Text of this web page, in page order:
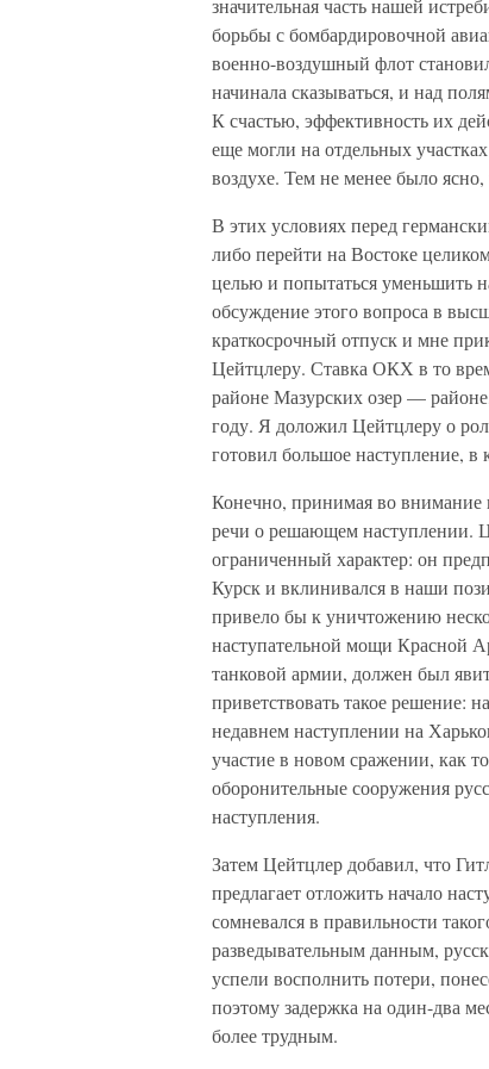
значительная часть нашей
борьбы с бомбардировочной
военно-воздушный флот
начинала сказываться, и над
К счастью, эффективность их
еще могли на отдельных
воздухе. Тем не менее было
В этих условиях перед
либо перейти на Востоке
целью и попытаться уменьшить
обсуждение этого вопроса в
краткосрочный отпуск и мне
Цейтцлеру. Ставка ОКХ в то
районе Мазурских озер —
году. Я доложил Цейтцлеру о
готовил большое наступление, в
Конечно, принимая во внимание
речи о решающем наступлении.
ограниченный характер: он
Курск и вклинивался в наши
привело бы к уничтожению
наступательной мощи Красной
танковой армии, должен был
приветствовать такое решение:
недавнем наступлении на
участие в новом сражении, как
оборонительные сооружения
наступления.
Затем Цейтцлер добавил, что
предлагает отложить начало
сомневался в правильности
разведывательным данным,
успели восполнить потери,
поэтому задержка на один-два
более трудным.